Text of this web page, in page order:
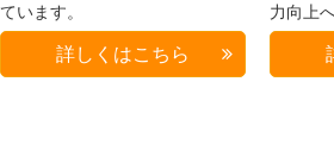
ています。
詳しくはこちら
力向上